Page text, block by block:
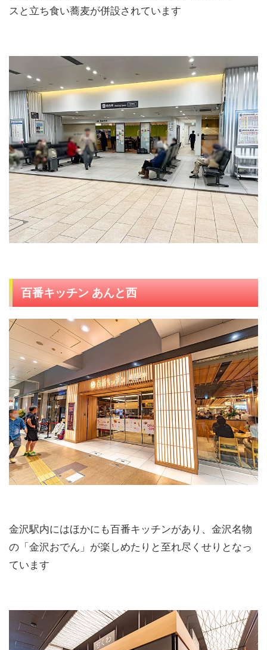
スと立ち食い蕎麦が併設されています
百番キッチン あんと西
金沢駅内にはほかにも百番キッチンがあり、金沢名物
の「金沢おでん」が楽しめたりと至れ尽くせりとなっ
ています